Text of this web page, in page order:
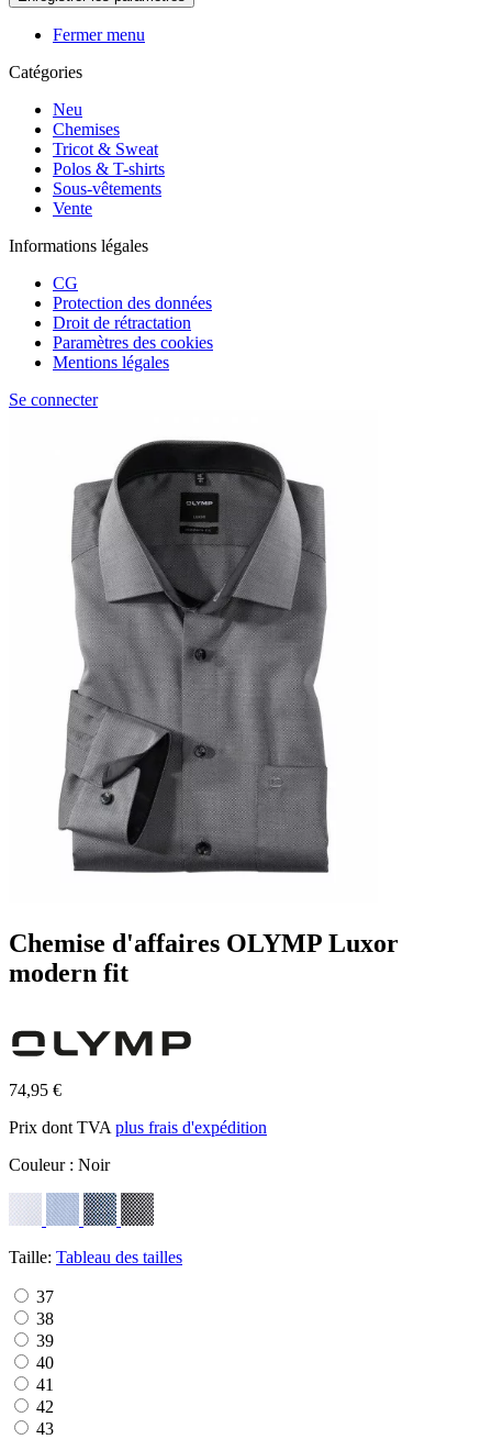
Fermer menu
Catégories
Neu
Chemises
Tricot & Sweat
Polos & T-shirts
Sous-vêtements
Vente
Informations légales
CG
Protection des données
Droit de rétractation
Paramètres des cookies
Mentions légales
Se connecter
Chemise d'affaires OLYMP Luxor
modern fit
74,95 €
Prix dont TVA plus frais d'expédition
Couleur : Noir
Taille: Tableau des tailles
37
38
39
40
41
42
43